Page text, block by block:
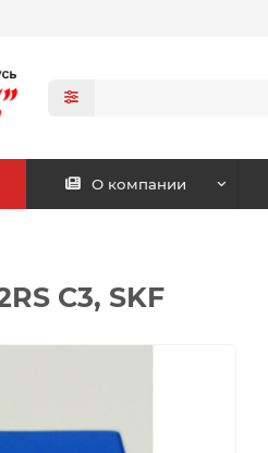
О компании
С3, SKF